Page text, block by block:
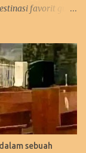
favorit gue.
Arc de Triomph,
katanya pantai-
Tapi yah,
Hehehe.
Kalo
nonton acara
Eiffel, i'm in love!
sebuah